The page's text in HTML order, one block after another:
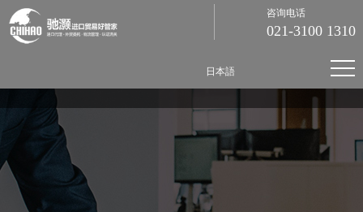
咨询电话
021-3100 1310
日本語